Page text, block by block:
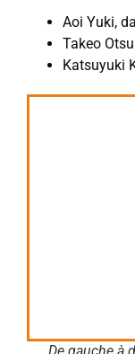
Aoi Yuki,
Takeo
Katsuyuki